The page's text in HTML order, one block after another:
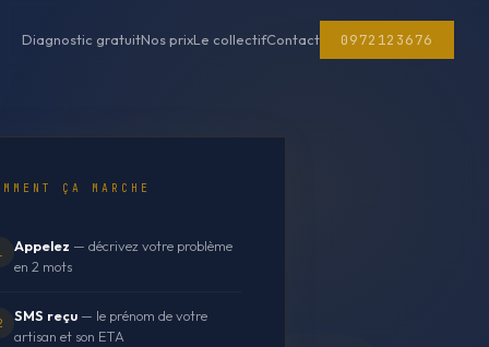
Diagnostic gratuitNos prixLe collectifContact 0972123676
ÇA MARCHE
Appelez — décrivez votre problème
en 2 mots
SMS reçu — le prénom de votre
artisan et son ETA